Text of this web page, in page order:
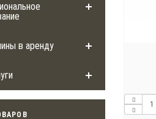
в аренду